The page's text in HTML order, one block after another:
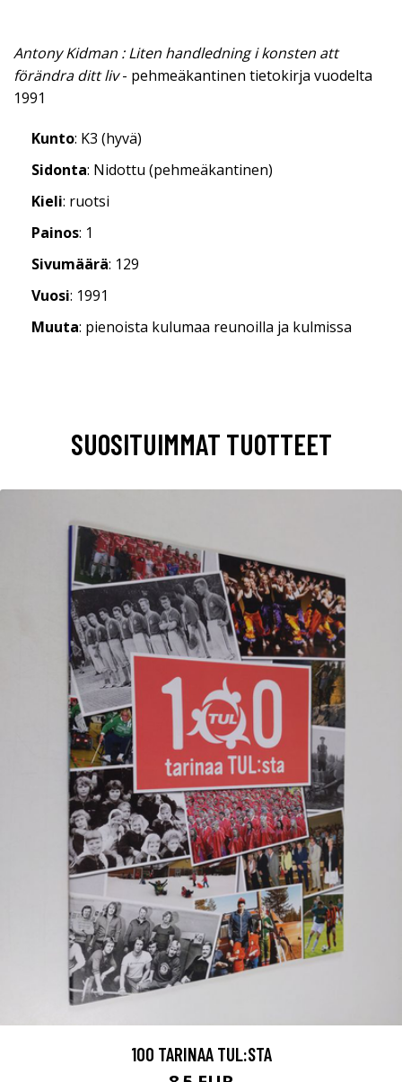
Antony Kidman : Liten handledning i konsten att
förändra ditt liv- pehmeäkantinen tietokirja vuodelta
1991
Kunto: K3 (hyvä)
Sidonta: Nidottu (pehmeäkantinen)
Kieli: ruotsi
Painos: 1
Sivumäärä: 129
Vuosi: 1991
Muuta: pienoista kulumaa reunoilla ja kulmissa
SUOSITUIMMAT TUOTTEET
100 TARINAA TUL:STA